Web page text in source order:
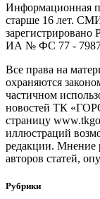
Информационная
старше 16 лет.
ИА № ФС 77 -
Все права на
охраняются
частичном
новостей ТК
страницу
иллюстраций
редакции. Мнение
авторов статей,
Рубрики